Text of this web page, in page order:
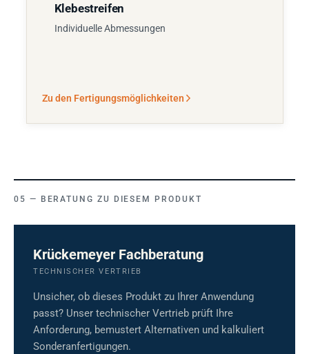
Klebestreifen
Individuelle Abmessungen
Zu den Fertigungsmöglichkeiten
BERATUNG ZU DIESEM PRODUKT
Krückemeyer Fachberatung
TECHNISCHER VERTRIEB
Unsicher, ob dieses Produkt zu Ihrer Anwendung
passt? Unser technischer Vertrieb prüft Ihre
Anforderung, bemustert Alternativen und kalkuliert
Sonderanfertigungen.